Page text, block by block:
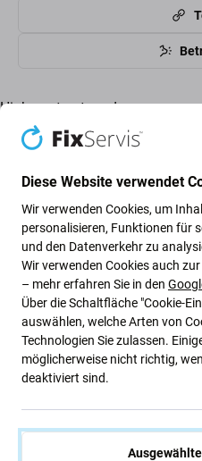
High-contrast mode
Kunden kaufen auch
FixPremium
FixPremium Glass -
Gehärtetes Glas für
Diese Website verwendet
Wir verwenden Cookies, um
personalisieren, Funktionen für
und den Datenverkehr zu
Wir verwenden Cookies auch
– mehr erfahren Sie in den
Über die Schaltfläche "Cookie-
auswählen, welche Arten von
Technologien Sie zulassen.
möglicherweise nicht richtig,
deaktiviert sind.